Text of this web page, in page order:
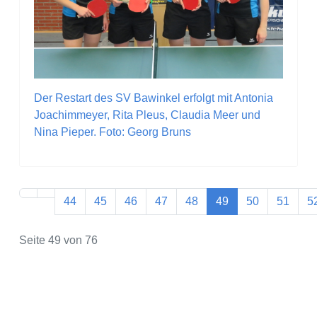
Der Restart des SV Bawinkel erfolgt mit Antonia
Joachimmeyer, Rita Pleus, Claudia Meer und
Nina Pieper. Foto: Georg Bruns
44 45 46 47 48 49 50 51
Seite 49 von 76